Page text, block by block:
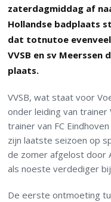
zaterdagmiddag af
Hollandse badplaats
dat totnutoe
VVSB en sv Meerssen
plaats.
VVSB, wat staat voor
onder leiding van trainer
trainer van FC
zijn laatste seizoen op
de zomer afgelost door
als noeste verdediger
De eerste ontmoeting